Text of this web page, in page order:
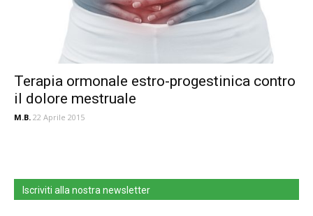
Terapia ormonale estro-progestinica contro
il dolore mestruale
M.B. 22 Aprile 2015
Iscriviti alla nostra newsletter